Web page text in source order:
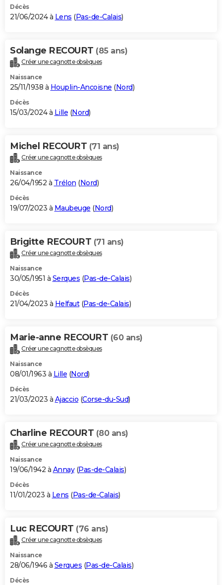
Décès
21/06/2024 à Lens (Pas-de-Calais)
Solange RECOURT (85 ans)
Créer une cagnotte obsèques
Naissance
25/11/1938 à Houplin-Ancoisne (Nord)
Décès
15/03/2024 à Lille (Nord)
Michel RECOURT (71 ans)
Créer une cagnotte obsèques
Naissance
26/04/1952 à Trélon (Nord)
Décès
19/07/2023 à Maubeuge (Nord)
Brigitte RECOURT (71 ans)
Créer une cagnotte obsèques
Naissance
30/05/1951 à Serques (Pas-de-Calais)
Décès
21/04/2023 à Helfaut(Pas-de-Calais)
Marie-anne RECOURT (60 ans)
Créer une cagnotte obsèques
Naissance
08/01/1963 à Lille (Nord)
Décès
21/03/2023 à Ajaccio (Corse-du-Sud)
Charline RECOURT (80 ans)
Créer une cagnotte obsèques
Naissance
19/06/1942 à Annay(Pas-de-Calais)
Décès
11/01/2023 à Lens (Pas-de-Calais)
Luc RECOURT (76 ans)
Créer une cagnotte obsèques
Naissance
28/06/1946 à Serques (Pas-de-Calais)
Décès